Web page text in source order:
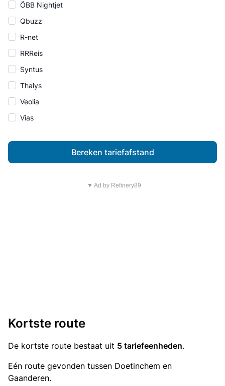
ÖBB Nightjet
Qbuzz
R-net
RRReis
Syntus
Thalys
Veolia
Vias
Bereken tariefafstand
▼ Ad by Refinery89
Kortste route
De kortste route bestaat uit 5 tariefeenheden.
Eén route gevonden tussen Doetinchem en
Gaanderen.